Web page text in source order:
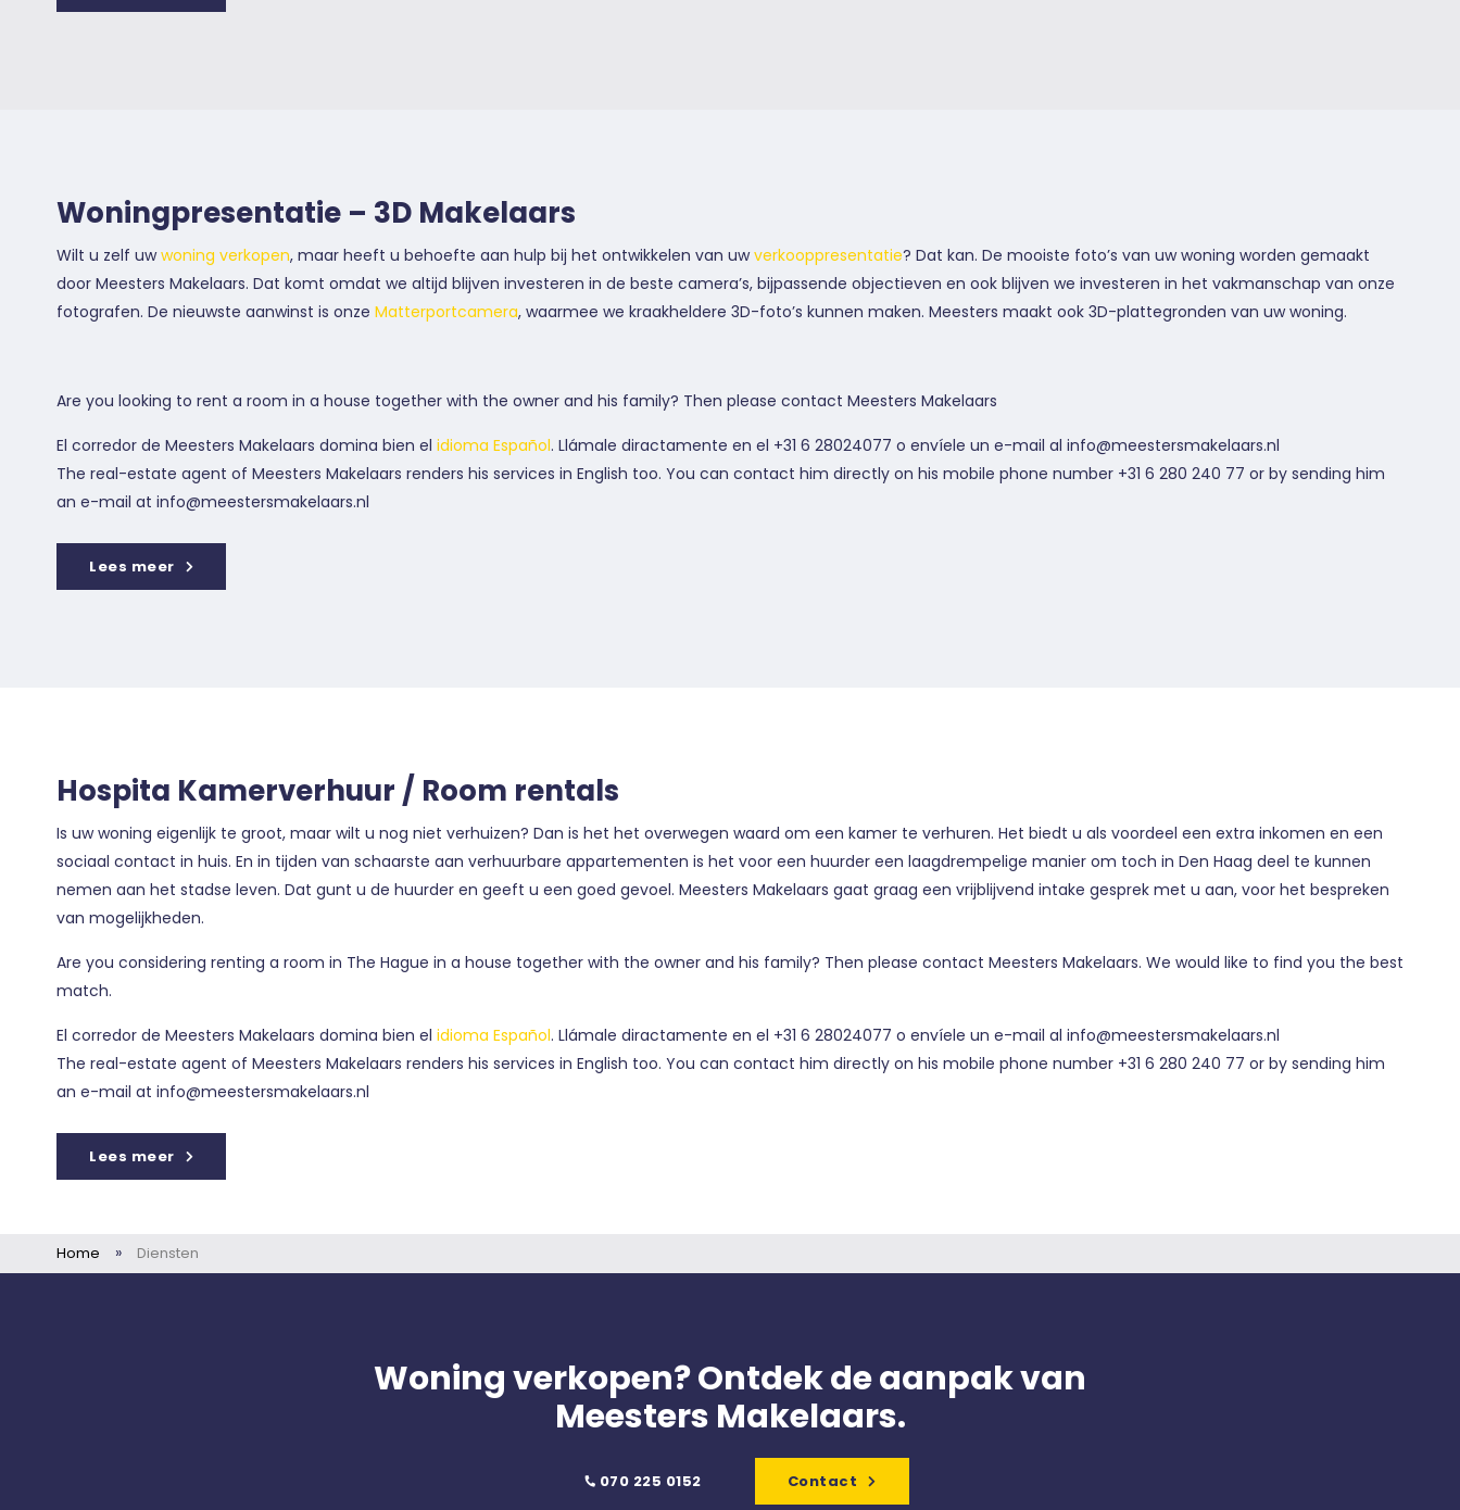
Woningpresentatie – 3D Makelaars
Wilt u zelf uwwoning verkopen, maar heeft u behoefte aan hulp bij het ontwikkelen van uwverkooppresentatie? Dat kan. De mooiste foto’s van uw woning worden gemaakt
door Meesters Makelaars. Dat komt omdat we altijd blijven investeren in de beste camera’s, bijpassende objectieven en ook blijven we investeren in het vakmanschap van onze
fotografen. De nieuwste aanwinst is onze Matterportcamera, waarmee we kraakheldere 3D-foto’s kunnen maken. Meesters maakt ook 3D-plattegronden van uw woning.
Are you looking to rent a room in a house together with the owner and his family? Then please contact Meesters Makelaars
El corredor de Meesters Makelaars domina bien el idioma Español. Llámale diractamente en el +31 6 28024077 o envíele un e-mail al info@meestersmakelaars.nl
The real-estate agent of Meesters Makelaars renders his services in English too. You can contact him directly on his mobile phone number +31 6 280 240 77 or by sending him
an e-mail at info@meestersmakelaars.nl
Lees meer
Hospita Kamerverhuur / Room rentals
Is uw woning eigenlijk te groot, maar wilt u nog niet verhuizen? Dan is het het overwegen waard om een kamer te verhuren. Het biedt u als voordeel een extra inkomen en een
sociaal contact in huis. En in tijden van schaarste aan verhuurbare appartementen is het voor een huurder een laagdrempelige manier om toch in Den Haag deel te kunnen
nemen aan het stadse leven. Dat gunt u de huurder en geeft u een goed gevoel. Meesters Makelaars gaat graag een vrijblijvend intake gesprek met u aan, voor het bespreken
van mogelijkheden.
Are you considering renting a room in The Hague in a house together with the owner and his family? Then please contact Meesters Makelaars. We would like to find you the best
match.
El corredor de Meesters Makelaars domina bien el idioma Español. Llámale diractamente en el +31 6 28024077 o envíele un e-mail al info@meestersmakelaars.nl
The real-estate agent of Meesters Makelaars renders his services in English too. You can contact him directly on his mobile phone number +31 6 280 240 77 or by sending him
an e-mail at info@meestersmakelaars.nl
Lees meer
Home » Diensten
Woning verkopen? Ontdek de aanpak van
Meesters Makelaars.
070 225 0152 Contact